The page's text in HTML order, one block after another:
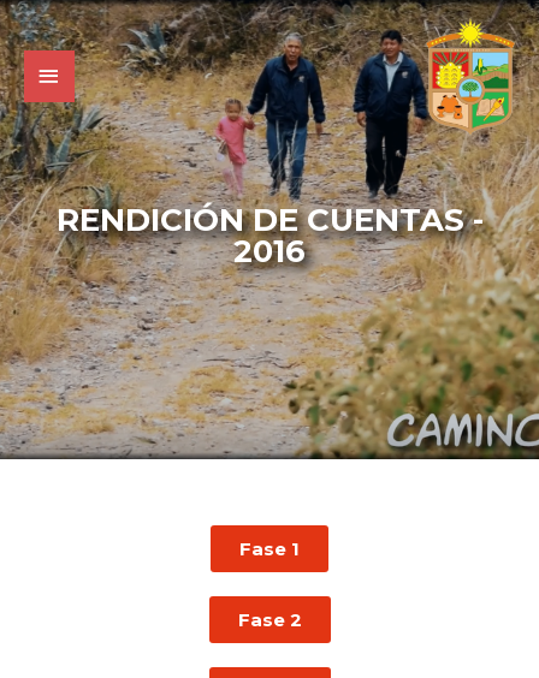
RENDICIÓN DE CUENTAS -
2016
Fase 1
Fase 2